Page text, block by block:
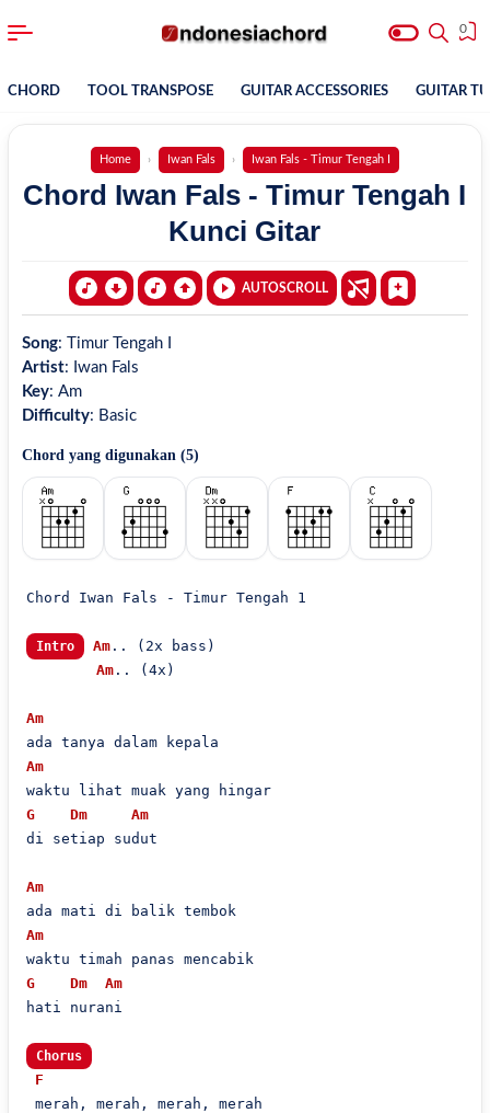
0
CHORD TOOL TRANSPOSE GUITAR ACCESSORIES GUITAR
Home Iwan Fals Iwan Fals - Timur Tengah I
Chord Iwan Fals - Timur Tengah I
Kunci Gitar
AUTOSCROLL
Song:
Timur Tengah I
Artist: Iwan Fals
Key: Am
Difficulty: Basic
Chord yang digunakan (5)
Chord Iwan Fals - Timur Tengah 1
Intro Am.. (2x bass)
Am.. (4x)
Am
Am
waktu lihat muak yang hingar
G
Dm
Am
di setiap sudut
Am
ada mati di balik tembok
Am
waktu timah panas mencabik
G
Dm
Am
hati nurani
Chorus
F
merah, merah, merah, merah